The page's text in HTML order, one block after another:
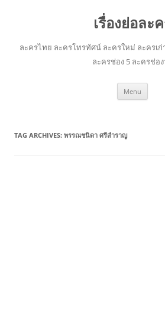
เรื่องย่อละ
ละครไทย ละครโทรทัศน์ ละครใหม่ ละครเก่
ละครช่อง 5 ละครช่อ
Menu
TAG ARCHIVES: พรรณชนิดา ศรีสำราญ